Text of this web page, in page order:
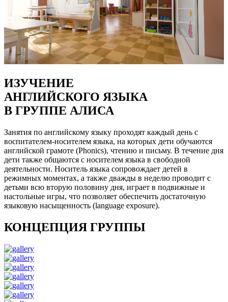
ИЗУЧЕНИЕ
АНГЛИЙСКОГО ЯЗЫКА
В ГРУППЕ АЛИСА
Занятия по английскому языку проходят каждый день с
воспитателем-носителем языка, на которых дети обучаются
английской грамоте (Phonics), чтению и письму. В течение дня
дети также общаются с носителем языка в свободной
деятельности. Носитель языка сопровождает детей в
режимных моментах, а также дважды в неделю проводит с
детьми всю вторую половину дня, играет в подвижные и
настольные игры, что позволяет обеспечить достаточную
языковую насыщенность (language exposure).
КОНЦЕПЦИЯ ГРУППЫ